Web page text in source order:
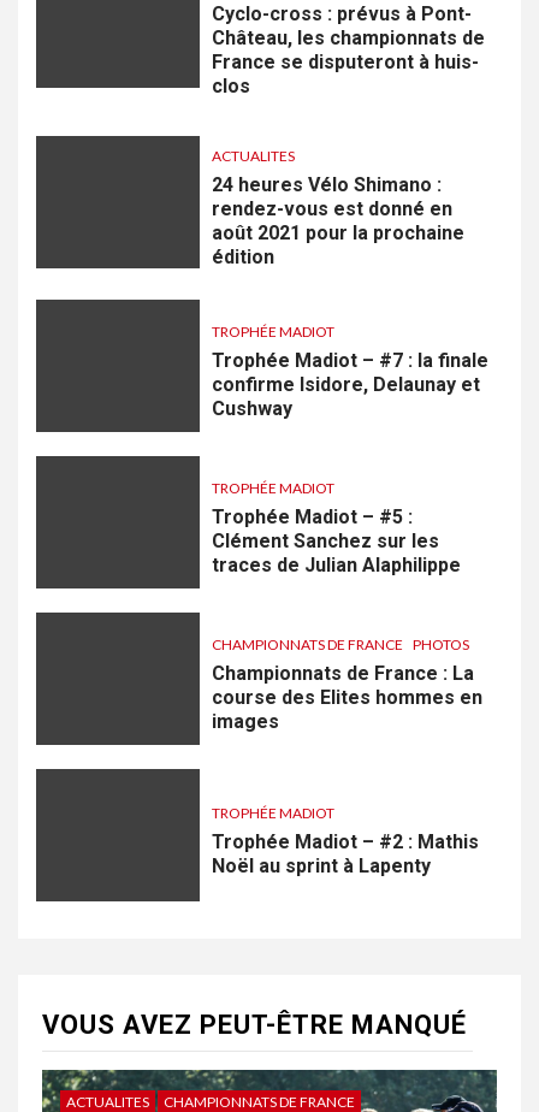
Cyclo-cross : prévus à Pont-
Château, les championnats de
France se disputeront à huis-
clos
ACTUALITES
24 heures Vélo Shimano :
rendez-vous est donné en
août 2021 pour la prochaine
édition
TROPHÉE MADIOT
Trophée Madiot – #7 : la finale
confirme Isidore, Delaunay et
Cushway
TROPHÉE MADIOT
Trophée Madiot – #5 :
Clément Sanchez sur les
traces de Julian Alaphilippe
CHAMPIONNATS DE FRANCE PHOTOS
Championnats de France : La
course des Elites hommes en
images
TROPHÉE MADIOT
Trophée Madiot – #2 : Mathis
Noël au sprint à Lapenty
VOUS AVEZ PEUT-ÊTRE MANQUÉ
ACTUALITES CHAMPIONNATS DE FRANCE